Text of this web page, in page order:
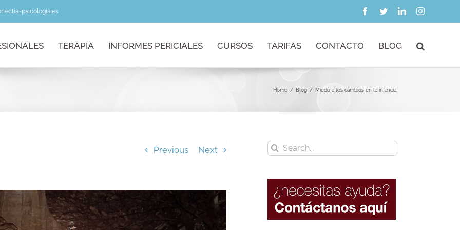
psicologia.es Facebook
TwitterLinkedInInstagram
TERAPIA INFORMES PERICIALES CURSOS TARIFAS CONTACTO BLOG
Home / Blog / Miedo a los cambios en la infancia.
Previous Next
Search
for: